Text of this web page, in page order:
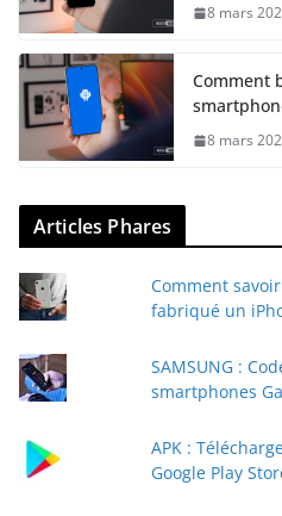
8 mars
Comment
8 mars
Articles Phares
Comment
fabriqué un
SAMSUNG :
smartphones
APK :
Google Play